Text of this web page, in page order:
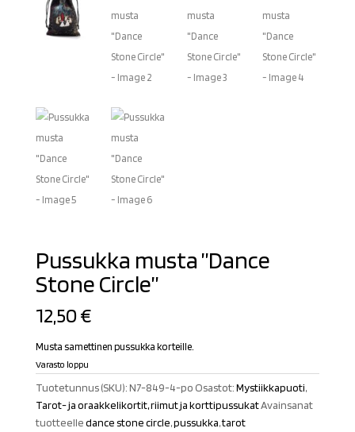
Pussukka musta ”Dance
Stone Circle”
12,50€
Musta samettinen pussukka korteille.
Varasto loppu
Tuotetunnus (SKU):N7-849-4-po Osastot:Mystiikkapuoti,
Tarot- ja oraakkelikortit, riimut ja korttipussukatAvainsanat
tuotteelledance stone circle,pussukka,tarot